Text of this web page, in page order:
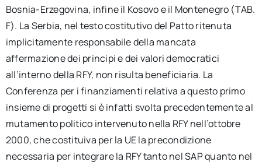
Bosnia-Erzegovina, infine il Kosovo e il Montenegro (TAB.
F). La Serbia, nel testo costitutivo del Patto ritenuta
implicitamente responsabile della mancata
affermazione dei principi e dei valori democratici
all’interno della RFY, non risulta beneficiaria. La
Conferenza per i finanziamenti relativa a questo primo
insieme di progetti si è infatti svolta precedentemente al
mutamento politico intervenuto nella RFY nell’ottobre
2000, che costituiva per la UE la precondizione
necessaria per integrare la RFY tanto nel SAP quanto nel